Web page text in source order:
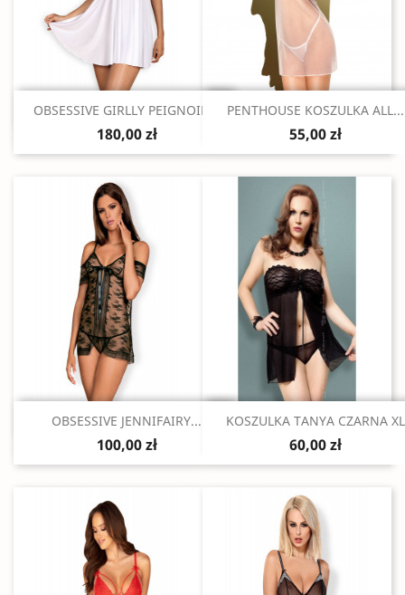
Szybki podgląd
OBSESSIVE GIRLLY PEIGNOIR...
180,00 zł
Szybki podgląd
PENTHOUSE KOSZULKA ALL...
55,00 zł
Szybki podgląd
OBSESSIVE JENNIFAIRY...
100,00 zł
Szybki podgląd
KOSZULKA TANYA CZARNA XL
60,00 zł